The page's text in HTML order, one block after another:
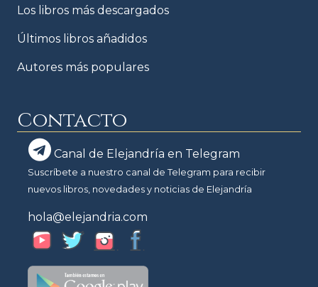
Los libros más descargados
Últimos libros añadidos
Autores más populares
Contacto
Canal de Elejandría en Telegram
Suscríbete a nuestro canal de Telegram para recibir
nuevos libros, novedades y noticias de Elejandría
hola@elejandria.com